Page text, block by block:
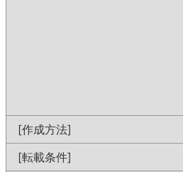
[作成方法]
[転載条件]